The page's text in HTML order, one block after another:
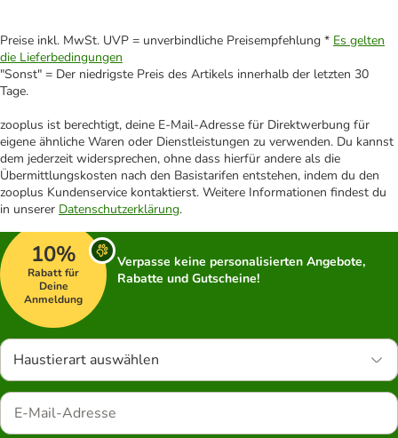
Preise inkl. MwSt. UVP = unverbindliche Preisempfehlung * Es gelten
die Lieferbedingungen
"Sonst" = Der niedrigste Preis des Artikels innerhalb der letzten 30
Tage.
zooplus ist berechtigt, deine E-Mail-Adresse für Direktwerbung für
eigene ähnliche Waren oder Dienstleistungen zu verwenden. Du kannst
dem jederzeit widersprechen, ohne dass hierfür andere als die
Übermittlungskosten nach den Basistarifen entstehen, indem du den
zooplus Kundenservice kontaktierst. Weitere Informationen findest du
in unserer Datenschutzerklärung.
10%
Rabatt für
Deine
Anmeldung
Verpasse keine personalisierten Angebote,
Rabatte und Gutscheine!
Haustierart auswählen